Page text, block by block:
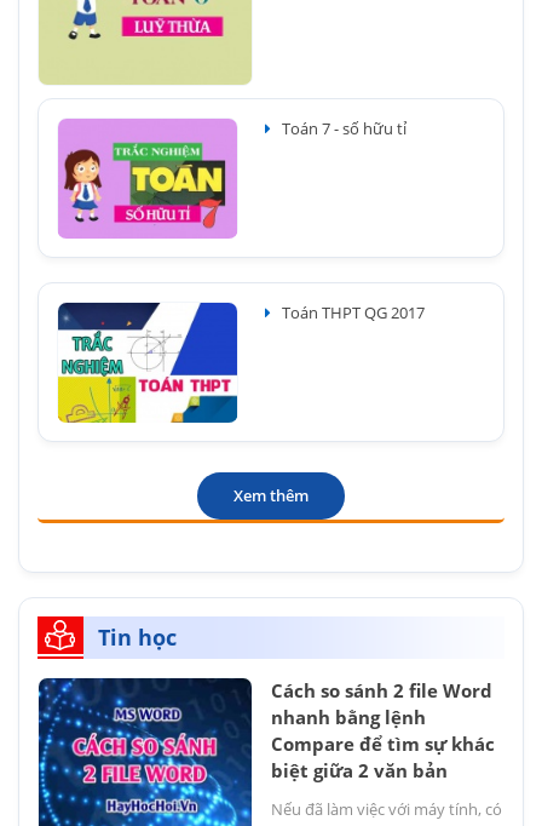
Toán 7 - số hữu tỉ
Toán THPT QG 2017
Xem thêm
Tin học
Cách so sánh 2 file Word
nhanh bằng lệnh
Compare để tìm sự khác
biệt giữa 2 văn bản
Nếu đã làm việc với máy tính, có